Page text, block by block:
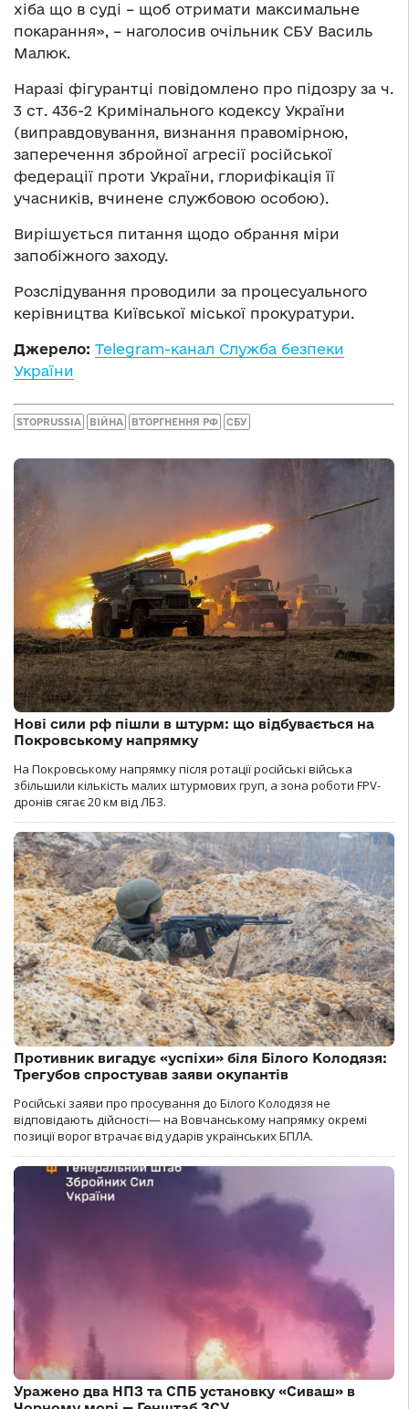
хіба що в суді – щоб отримати максимальне
покарання», – наголосив очільник СБУ Василь
Малюк.
Наразі фігурантці повідомлено про підозру за ч.
3 ст. 436-2 Кримінального кодексу України
(виправдовування, визнання правомірною,
заперечення збройної агресії російської
федерації проти України, глорифікація її
учасників, вчинене службовою особою).
Вирішується питання щодо обрання міри
запобіжного заходу.
Розслідування проводили за процесуального
керівництва Київської міської прокуратури.
Джерело: Telegram-канал Служба безпеки
України
STOPRUSSIA ВІЙНА ВТОРГНЕННЯ РФ СБУ
Нові сили рф пішли в штурм: що відбувається на
Покровському напрямку
На Покровському напрямку після ротації російські війська
збільшили кількість малих штурмових груп, а зона роботи FPV-
дронів сягає 20 км від ЛБЗ.
Противник вигадує «успіхи» біля Білого Колодязя:
Трегубов спростував заяви окупантів
Російські заяви про просування до Білого Колодязя не
відповідають дійсності— на Вовчанському напрямку окремі
позиції ворог втрачає від ударів українських БПЛА.
Уражено два НПЗ та СПБ установку «Сиваш» в